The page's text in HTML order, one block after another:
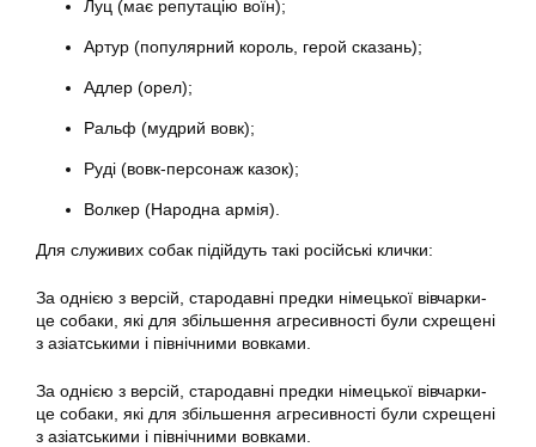
Луц (має репутацію воїн);
Артур (популярний король, герой сказань);
Адлер (орел);
Ральф (мудрий вовк);
Руді (вовк-персонаж казок);
Волкер (Народна армія).
Для служивих собак підійдуть такі російські клички:
За однією з версій, стародавні предки німецької вівчарки-
це собаки, які для збільшення агресивності були схрещені
з азіатськими і північними вовками.
За однією з версій, стародавні предки німецької вівчарки-
це собаки, які для збільшення агресивності були схрещені
з азіатськими і північними вовками.